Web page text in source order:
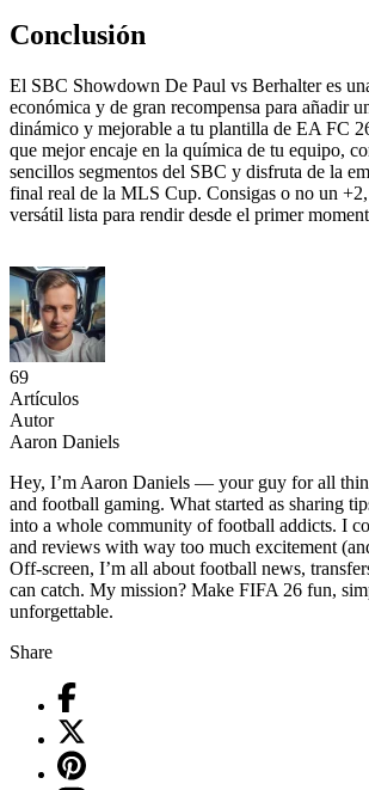
Conclusión
El SBC Showdown De Paul vs Berhalter es
económica y de gran recompensa para añadir
dinámico y mejorable a tu plantilla de EA FC
que mejor encaje en la química de tu equipo,
sencillos segmentos del SBC y disfruta de la
final real de la MLS Cup. Consigas o no un +2,
versátil lista para rendir desde el primer
69
Artículos
Autor
Aaron Daniels
Hey, I’m Aaron Daniels — your guy for all
and football gaming. What started as sharing
into a whole community of football addicts. I
and reviews with way too much excitement
Off-screen, I’m all about football news,
can catch. My mission? Make FIFA 26 fun,
unforgettable.
Share